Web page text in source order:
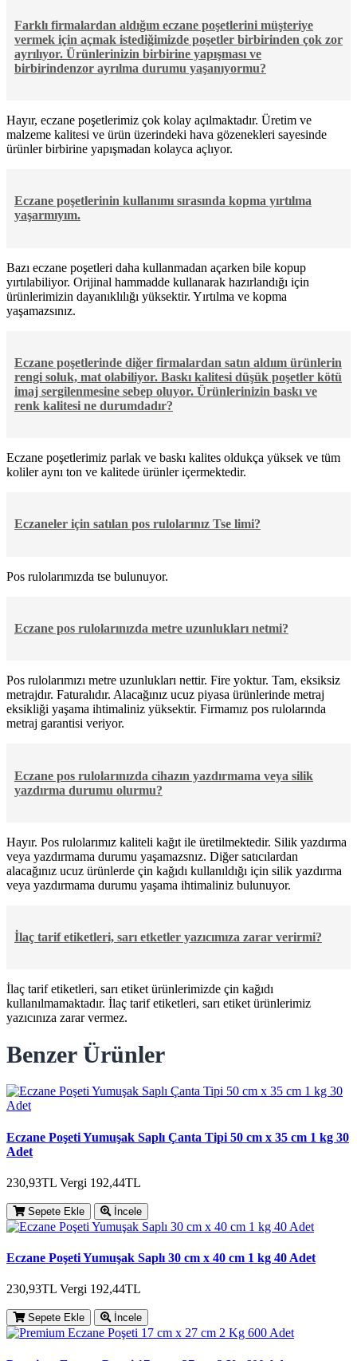
Farklı firmalardan aldığım eczane poşetlerini müşteriye
vermek için açmak istediğimizde poşetler birbirinden çok zor
ayrılıyor. Ürünlerinizin birbirine yapışması ve
birbirindenzor ayrılma durumu yaşanıyormu?
Hayır, eczane poşetlerimiz çok kolay açılmaktadır. Üretim ve
malzeme kalitesi ve ürün üzerindeki hava gözenekleri sayesinde
ürünler birbirine yapışmadan kolayca açlıyor.
Eczane poşetlerinin kullanımı sırasında kopma yırtılma
yaşarmıyım.
Bazı eczane poşetleri daha kullanmadan açarken bile kopup
yırtılabiliyor. Orijinal hammadde kullanarak hazırlandığı için
ürünlerimizin dayanıklılığı yüksektir. Yırtılma ve kopma
yaşamazsınız.
Eczane poşetlerinde diğer firmalardan satın aldıım ürünlerin
rengi soluk, mat olabiliyor. Baskı kalitesi düşük poşetler kötü
imaj sergilenmesine sebep oluyor. Ürünlerinizin baskı ve
renk kalitesi ne durumdadır?
Eczane poşetlerimiz parlak ve baskı kalites oldukça yüksek ve tüm
koliler aynı ton ve kalitede ürünler içermektedir.
Eczaneler için satılan pos rulolarınız Tse limi?
Pos rulolarımızda tse bulunuyor.
Eczane pos rulolarınızda metre uzunlukları netmi?
Pos rulolarımızı metre uzunlukları nettir. Fire yoktur. Tam, eksiksiz
metrajdır. Faturalıdır. Alacağınız ucuz piyasa ürünlerinde metraj
eksikliği yaşama ihtimaliniz yüksektir. Firmamız pos rulolarında
metraj garantisi veriyor.
Eczane pos rulolarınızda cihazın yazdırmama veya silik
yazdırma durumu olurmu?
Hayır. Pos rulolarımız kaliteli kağıt ile üretilmektedir. Silik yazdırma
veya yazdırmama durumu yaşamazsnız. Diğer satıcılardan
alacağınız ucuz ürünlerde çin kağıdı kullanıldığı için silik yazdırma
veya yazdırmama durumu yaşama ihtimaliniz bulunuyor.
İlaç tarif etiketleri, sarı etketler yazıcımıza zarar verirmi?
İlaç tarif etiketleri, sarı etiket ürünlerimizde çin kağıdı
kullanılmamaktadır. İlaç tarif etiketleri, sarı etiket ürünlerimiz
yazıcınıza zarar vermez.
Benzer Ürünler
Eczane Poşeti Yumuşak Saplı Çanta Tipi 50 cm x 35 cm 1 kg 30
Adet
230,93TL Vergi 192,44TL
Sepete Ekle İncele
Eczane Poşeti Yumuşak Saplı 30 cm x 40 cm 1 kg 40 Adet
230,93TL Vergi 192,44TL
Sepete Ekle İncele